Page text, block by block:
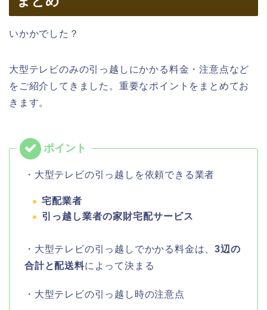
いかかでした？
大型テレビのみの引っ越しにかかる料金・注意点など
をご紹介してきました。重要なポイントをまとめてお
きます。
・大型テレビの引っ越しを依頼できる業者
宅配業者
引っ越し業者の家財宅配サービス
・大型テレビの引っ越しでかかる料金は、3辺の
合計と配送料によって決まる
・大型テレビの引っ越し時の注意点